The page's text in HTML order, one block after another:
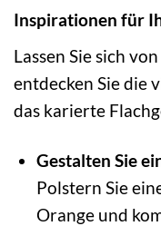
Inspirationen für
Lassen Sie sich
entdecken Sie die
das karierte
Gestalten Sie
Polstern Sie
Orange und